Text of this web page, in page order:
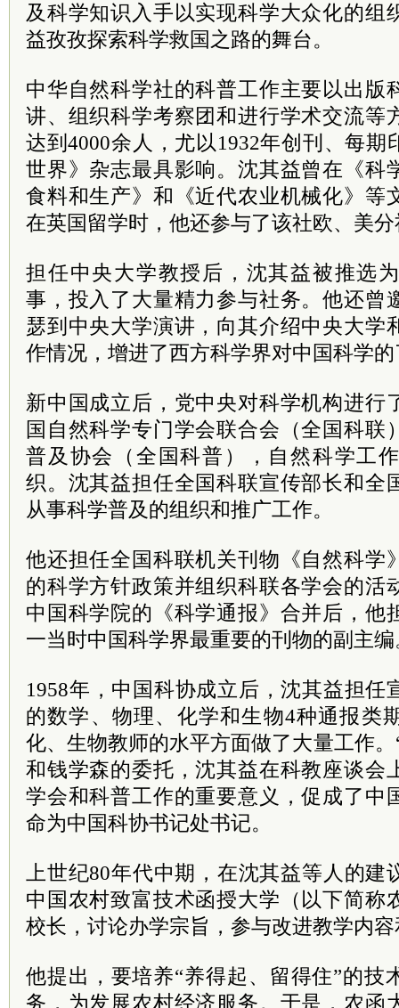
及科学知识入手以实现科学大众化的组
益孜孜探索科学救国之路的舞台。
中华自然科学社的科普工作主要以出版
讲、组织科学考察团和进行学术交流等
达到4000余人，尤以1932年创刊、每期
世界》杂志最具影响。沈其益曾在《科
食料和生产》和《近代农业机械化》等
在英国留学时，他还参与了该社欧、美
担任中央大学教授后，沈其益被推选
事，投入了大量精力参与社务。他还曾
瑟到中央大学演讲，向其介绍中央大学
作情况，增进了西方科学界对中国科学
新中国成立后，党中央对科学机构进行
国自然科学专门学会联合会（全国科联
普及协会（全国科普），自然科学工
织。沈其益担任全国科联宣传部长和全
从事科学普及的组织和推广工作。
他还担任全国科联机关刊物《自然科学
的科学方针政策并组织科联各学会的活
中国科学院的《科学通报》合并后，他
一当时中国科学界最重要的刊物的副主编
1958年，中国科协成立后，沈其益担任
的数学、物理、化学和生物4种通报类
化、生物教师的水平方面做了大量工作
和钱学森的委托，沈其益在科教座谈会
学会和科普工作的重要意义，促成了中
命为中国科协书记处书记。
上世纪80年代中期，在沈其益等人的
中国农村致富技术函授大学（以下简称
校长，讨论办学宗旨，参与改进教学内
他提出，要培养“养得起、留得住”的技
务，为发展农村经济服务。于是，农函